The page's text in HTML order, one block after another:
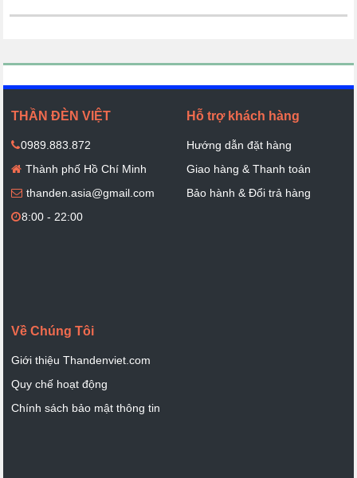
THẦN ĐÈN VIỆT
0989.883.872
Thành phố Hồ Chí Minh
thanden.asia@gmail.com
8:00 - 22:00
Hỗ trợ khách hàng
Hướng dẫn đặt hàng
Giao hàng & Thanh toán
Bảo hành & Đổi trả hàng
Về Chúng Tôi
Giới thiệu Thandenviet.com
Quy chế hoạt động
Chính sách bảo mật thông tin